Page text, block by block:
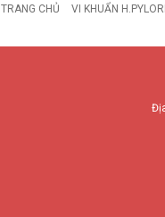
TRANG CHỦ VI KHUẨN H.PYLORI